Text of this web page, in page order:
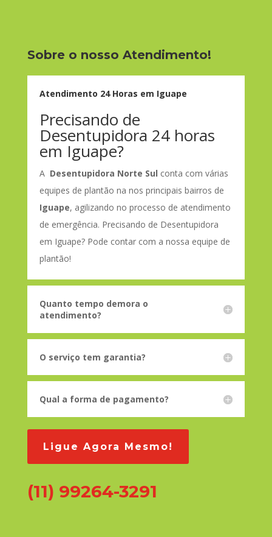
Sobre o nosso Atendimento!
Atendimento 24 Horas em Iguape
Precisando de
Desentupidora 24 horas
em Iguape?
A Desentupidora Norte Sul conta com várias
equipes de plantão na nos principais bairros de
Iguape, agilizando no processo de atendimento
de emergência. Precisando de Desentupidora
em Iguape? Pode contar com a nossa equipe de
plantão!
Quanto tempo demora o
atendimento?
O serviço tem garantia?
Qual a forma de pagamento?
Ligue Agora Mesmo!
(11) 99264-3291